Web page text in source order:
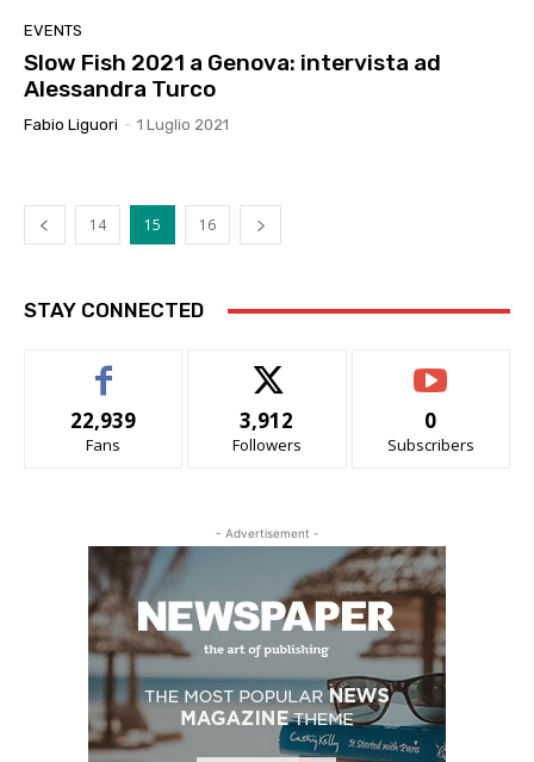
EVENTS
Slow Fish 2021 a Genova: intervista ad
Alessandra Turco
Fabio Liguori - 1 Luglio 2021
14 15 16
STAY CONNECTED
22,939
Fans
3,912
Followers
0
Subscribers
- Advertisement -